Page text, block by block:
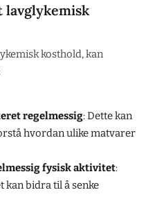
lavglykemisk
kosthold, kan
regelmessig: Dette kan
hvordan ulike matvarer
fysisk aktivitet:
kan bidra til å senke